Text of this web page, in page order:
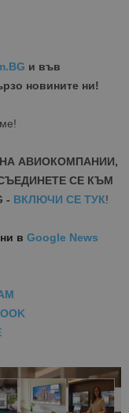
и във
новините ни!
АВИОКОМПАНИИ,
СЕ КЪМ
- ВКЛЮЧИ СЕ ТУК!
в Google News